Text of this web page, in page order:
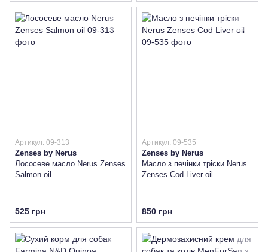
Артикул: 09-313
Zenses by Nerus
Лососеве масло Nerus Zenses
Salmon oil
525 грн
Артикул: 09-535
Zenses by Nerus
Масло з печінки тріски Nerus
Zenses Cod Liver oil
850 грн